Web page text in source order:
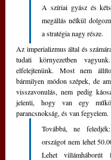
A szíriai gyász és
megállás nélkül
a stratégia nagy része.
Az imperializmus által és
tudati környezetben
elfelejtenünk. Most nem
bármilyen módon szépek, de
visszavonulás, nem pedig
jelenti, hogy van egy
parancsnokság, és van fegyelem.
Továbbá, ne
országot nem lehet
Lehet villámháborút